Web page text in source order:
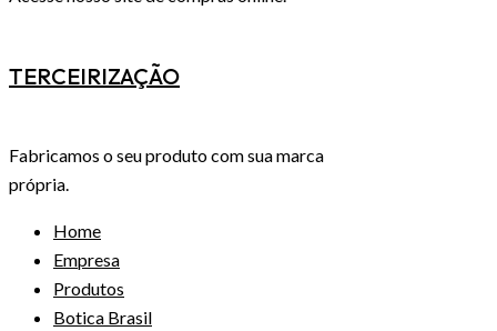
TERCEIRIZAÇÃO
Fabricamos o seu produto com sua marca
própria.
Home
Empresa
Produtos
Botica Brasil